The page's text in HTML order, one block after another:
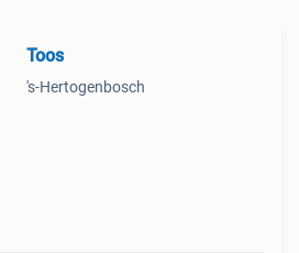
Toos
's-Hertogenbosch